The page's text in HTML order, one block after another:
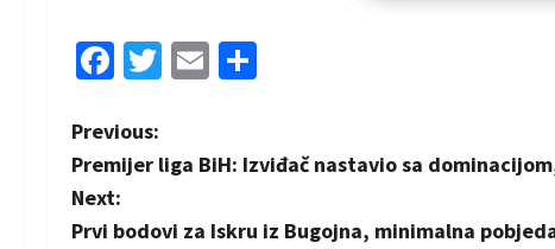
Facebook
Twitter
Email
P
o
s
Previous:
Premijer liga BiH: Izviđač nastavio sa
Next:
Prvi bodovi za Iskru iz Bugojna, minimalna